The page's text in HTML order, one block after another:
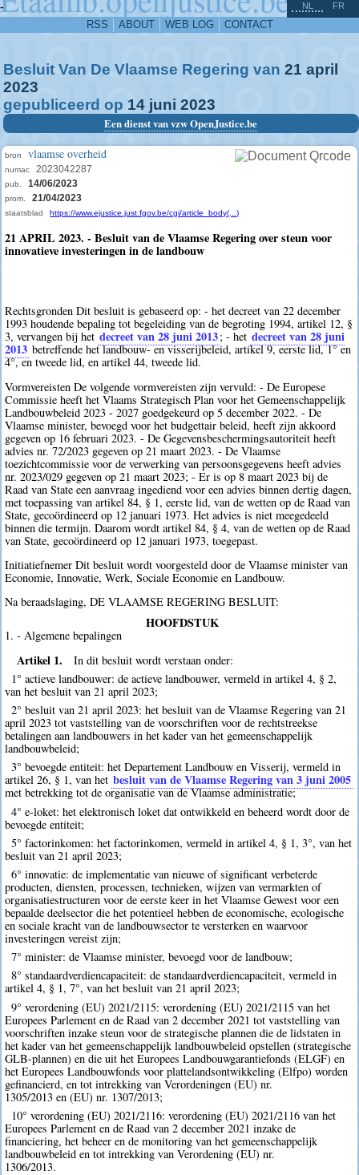
-
RSS ABOUT WEB LOG CONTACT
NL FR
Besluit Van De Vlaamse Regering van 21 april
2023
gepubliceerd op 14 juni 2023
Een dienst van vzw OpenJustice.be
bron vlaamse overheid
numac 2023042287
pub. 14/06/2023
prom. 21/04/2023
staatsblad https://www.ejustice.just.fgov.be/cgi/article_body(...)
21 APRIL 2023. - Besluit van de Vlaamse Regering over steun voor
innovatieve investeringen in de landbouw
Rechtsgronden Dit besluit is gebaseerd op: - het decreet van 22 december
1993 houdende bepaling tot begeleiding van de begroting 1994, artikel 12, §
3, vervangen bij het decreet van 28 juni 2013; - het decreet van 28 juni
2013 betreffende het landbouw- en visserijbeleid, artikel 9, eerste lid, 1° en
4°, en tweede lid, en artikel 44, tweede lid.
Vormvereisten De volgende vormvereisten zijn vervuld: - De Europese
Commissie heeft het Vlaams Strategisch Plan voor het Gemeenschappelijk
Landbouwbeleid 2023 - 2027 goedgekeurd op 5 december 2022. - De
Vlaamse minister, bevoegd voor het budgettair beleid, heeft zijn akkoord
gegeven op 16 februari 2023. - De Gegevensbeschermingsautoriteit heeft
advies nr. 72/2023 gegeven op 21 maart 2023. - De Vlaamse
toezichtcommissie voor de verwerking van persoonsgegevens heeft advies
nr. 2023/029 gegeven op 21 maart 2023; - Er is op 8 maart 2023 bij de
Raad van State een aanvraag ingediend voor een advies binnen dertig dagen,
met toepassing van artikel 84, § 1, eerste lid, van de wetten op de Raad van
State, gecoördineerd op 12 januari 1973. Het advies is niet meegedeeld
binnen die termijn. Daarom wordt artikel 84, § 4, van de wetten op de Raad
van State, gecoördineerd op 12 januari 1973, toegepast.
Initiatiefnemer Dit besluit wordt voorgesteld door de Vlaamse minister van
Economie, Innovatie, Werk, Sociale Economie en Landbouw.
Na beraadslaging, DE VLAAMSE REGERING BESLUIT:
HOOFDSTUK
1. - Algemene bepalingen
Artikel 1.
In dit besluit wordt verstaan onder:
1° actieve landbouwer: de actieve landbouwer, vermeld in artikel 4, § 2,
van het besluit van 21 april 2023;
2° besluit van 21 april 2023: het besluit van de Vlaamse Regering van 21
april 2023 tot vaststelling van de voorschriften voor de rechtstreekse
betalingen aan landbouwers in het kader van het gemeenschappelijk
landbouwbeleid;
3° bevoegde entiteit: het Departement Landbouw en Visserij, vermeld in
artikel 26, § 1, van het besluit van de Vlaamse Regering van 3 juni 2005
met betrekking tot de organisatie van de Vlaamse administratie;
4° e-loket: het elektronisch loket dat ontwikkeld en beheerd wordt door de
bevoegde entiteit;
5° factorinkomen: het factorinkomen, vermeld in artikel 4, § 1, 3°, van het
besluit van 21 april 2023;
6° innovatie: de implementatie van nieuwe of significant verbeterde
producten, diensten, processen, technieken, wijzen van vermarkten of
organisatiestructuren voor de eerste keer in het Vlaamse Gewest voor een
bepaalde deelsector die het potentieel hebben de economische, ecologische
en sociale kracht van de landbouwsector te versterken en waarvoor
investeringen vereist zijn;
7° minister: de Vlaamse minister, bevoegd voor de landbouw;
8° standaardverdiencapaciteit: de standaardverdiencapaciteit, vermeld in
artikel 4, § 1, 7°, van het besluit van 21 april 2023;
9° verordening (EU) 2021/2115: verordening (EU) 2021/2115 van het
Europees Parlement en de Raad van 2 december 2021 tot vaststelling van
voorschriften inzake steun voor de strategische plannen die de lidstaten in
het kader van het gemeenschappelijk landbouwbeleid opstellen (strategische
GLB-plannen) en die uit het Europees Landbouwgarantiefonds (ELGF) en
het Europees Landbouwfonds voor plattelandsontwikkeling (Elfpo) worden
gefinancierd, en tot intrekking van Verordeningen (EU) nr.
1305/2013 en (EU) nr. 1307/2013;
10° verordening (EU) 2021/2116: verordening (EU) 2021/2116 van het
Europees Parlement en de Raad van 2 december 2021 inzake de
financiering, het beheer en de monitoring van het gemeenschappelijk
landbouwbeleid en tot intrekking van Verordening (EU) nr.
1306/2013.
^